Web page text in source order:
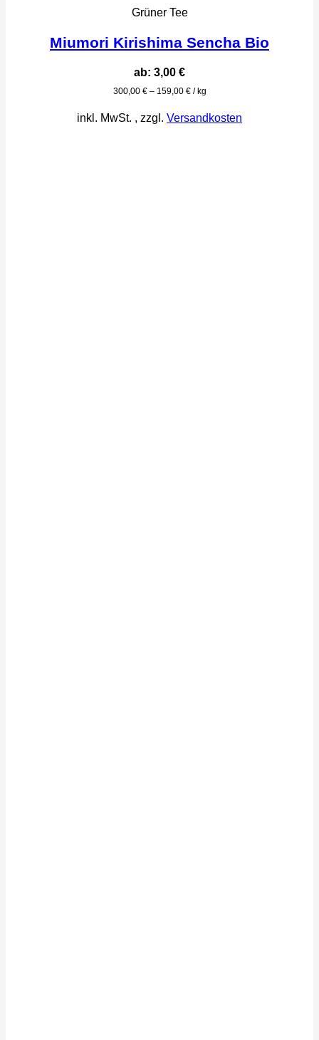
Grüner Tee
Miumori Kirishima Sencha Bio
ab: 3,00 €
300,00 €– 159,00 €/ kg
inkl. MwSt. , zzgl. Versandkosten